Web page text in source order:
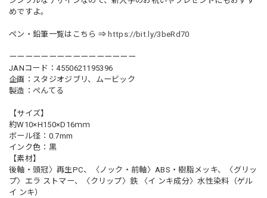
めですよ。
ペン・鉛筆一覧はこちら ⇒ https://bit.ly/3beRd70
ーーーーーーーーーーーーーーーー
JANコード：4550621195396
企画：スタジオジブリ、ムービック
製造：ぺんてる
【サイズ】
約W10×H150×D16ｍｍ
ボール径：0.7mm
インク色：黒
【素材】
後軸・頭冠〉再生PC、〈ノック・前軸〉ABS・樹脂メッキ、〈グリッ
プ〉エラ ストマー、〈クリップ〉鉄 〈イ ンキ成分〉水性染料（ゲル
イ ンキ）